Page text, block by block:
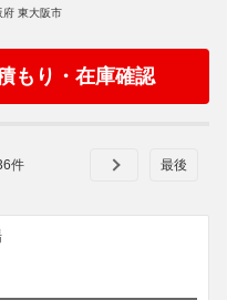
府 東大阪市
もり・在庫確認
件